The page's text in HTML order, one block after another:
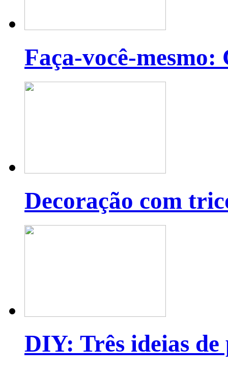
Faça-você-mesmo:
Decoração com
DIY: Três ideias de